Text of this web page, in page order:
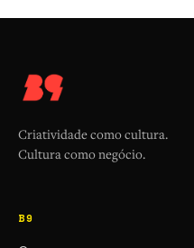
Criatividade como cultura.
Cultura como negócio.
B9